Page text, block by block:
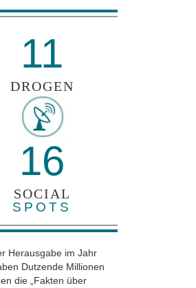
11
DROGEN
16
SOCIAL
SPOTS
Herausgabe im Jahr
Dutzende Millionen
die „Fakten über